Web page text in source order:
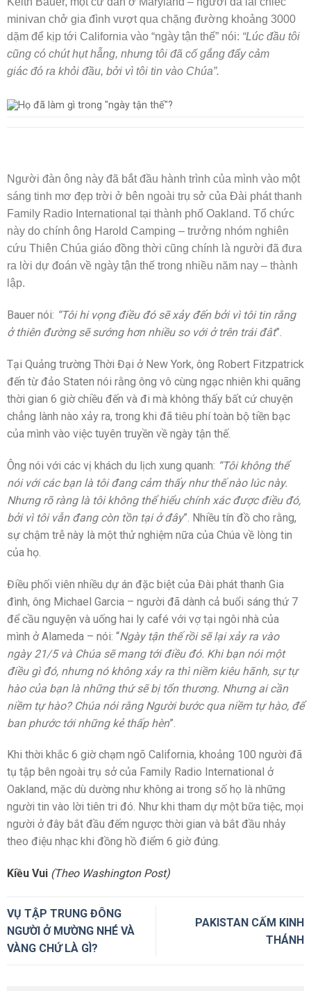
minivan chở gia đình vượt qua chặng đường khoảng 3000
dặm để kịp tới California vào “ngày tận thế” nói: “Lúc đầu tôi
cũng có chút hụt hẫng, nhưng tôi đã cố gắng đẩy cảm
giác đó ra khỏi đầu, bởi vì tôi tin vào Chúa”.
Người đàn ông này đã bắt đầu hành trình của mình vào một
sáng tinh mơ đẹp trời ở bên ngoài trụ sở của Đài phát thanh
Family Radio International tại thành phố Oakland. Tổ chức
này do chính ông Harold Camping – trưởng nhóm nghiên
cứu Thiên Chúa giáo đồng thời cũng chính là người đã đưa
ra lời dự đoán về ngày tận thế trong nhiều năm nay – thành
lập.
Bauer nói: “Tôi hi vọng điều đó sẽ xảy đến bởi vì tôi tin rằng
ở thiên đường sẽ sướng hơn nhiều so với ở trên trái đât”.
Tại Quảng trường Thời Đại ở New York, ông Robert Fitzpatrick
đến từ đảo Staten nói rằng ông vô cùng ngạc nhiên khi quãng
thời gian 6 giờ chiều đến và đi mà không thấy bất cứ chuyện
chẳng lành nào xảy ra, trong khi đã tiêu phí toàn bộ tiền bạc
của mình vào việc tuyên truyền về ngày tận thế.
Ông nói với các vị khách du lịch xung quanh: “Tôi không thể
nói với các bạn là tôi đang cảm thấy như thế nào lúc này.
Nhưng rõ ràng là tôi không thể hiểu chính xác được điều đó,
bởi vì tôi vẫn đang còn tồn tại ở đây”. Nhiều tín đồ cho rằng,
sự chậm trễ này là một thử nghiệm nữa của Chúa về lòng tin
của họ.
Điều phối viên nhiều dự án đặc biệt của Đài phát thanh Gia
đình, ông Michael Garcia – người đã dành cả buổi sáng thứ 7
để cầu nguyện và uống hai ly café với vợ tại ngôi nhà của
mình ở Alameda – nói: “Ngày tận thế rồi sẽ lại xảy ra vào
ngày 21/5 và Chúa sẽ mang tới điều đó. Khi bạn nói một
điều gì đó, nhưng nó không xảy ra thì niềm kiêu hãnh, sự tự
hào của bạn là những thứ sẽ bị tổn thương. Nhưng ai cần
niềm tự hào? Chúa nói rằng Người bước qua niềm tự hào, để
ban phước tới những kẻ thấp hèn”.
Khi thời khắc 6 giờ chạm ngõ California, khoảng 100 người đã
tụ tập bên ngoài trụ sở của Family Radio International ở
Oakland, mặc dù dường như không ai trong số họ là những
người tin vào lời tiên tri đó. Như khi tham dự một bữa tiệc, mọi
người ở đây bắt đầu đếm ngược thời gian và bắt đầu nhảy
theo điệu nhạc khi đồng hồ điểm 6 giờ đúng.
Kiều Vui (Theo Washington Post)
VỤ TẬP TRUNG ĐÔNG
NGƯỜI Ở MƯỜNG NHÉ VÀ
VÀNG CHỨ LÀ GÌ?
PAKISTAN CẤM KINH
THÁNH